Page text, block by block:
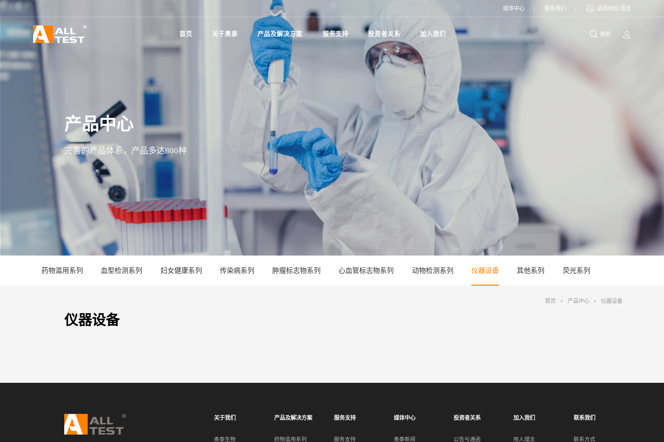
媒体中心 联系我们 选择地区/语言
首页 关于奥泰 产品及解决方案 服务支持 投资者关系 加入我们 搜索
产品中心
完善的产品体系，产品多达800种
药物滥用系列 血型检测系列 妇女健康系列 传染病系列 肿瘤标志物系列 心血管标志物系列 动物检测系列 仪器设备 其他系列 荧光系列
首页 • 产品中心 • 仪器设备
仪器设备
关于我们
奥泰生物
产品及解决方案
药物滥用系列
服务支持
服务支持
媒体中心
奥泰新闻
投资者关系
公告与通函
加入我们
用人理念
联系我们
联系方式